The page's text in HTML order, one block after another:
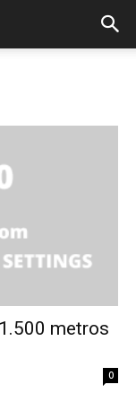
metros
0